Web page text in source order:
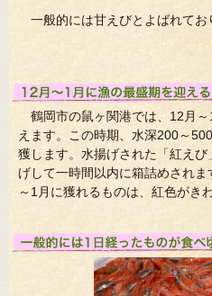
一般的には甘えびとよばれてお
鶴岡市の鼠ヶ関港では、12月
えます。この時期、水深200～
獲します。水揚げされた「紅え
げして一時間以内に箱詰めされ
～1月に獲れるものは、紅色がき